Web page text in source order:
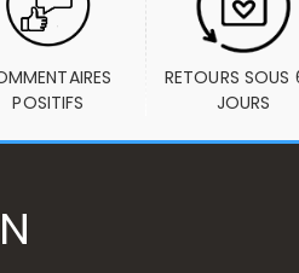
POSITIFS
RETOURS SOUS
JOURS